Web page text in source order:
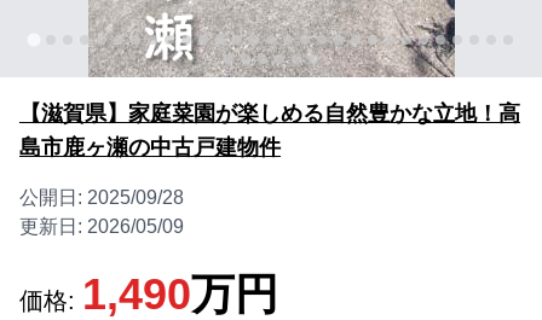
【滋賀県】家庭菜園が楽しめる自然豊かな立地！高
島市鹿ヶ瀬の中古戸建物件
公開日: 2025/09/28
更新日: 2026/05/09
価格: 1,490万円